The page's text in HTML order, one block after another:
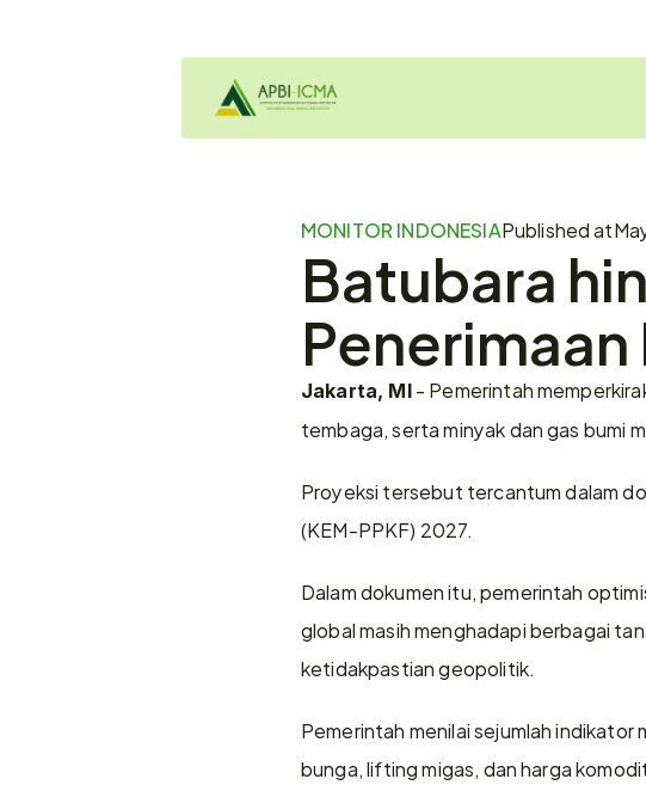
MONITOR INDONESIAPublished at
Batubara
Jakarta, MI - Pemerintah
tembaga, serta minyak dan gas bumi
Proyeksi tersebut tercantum dalam
(KEM-PPKF) 2027.
Dalam dokumen itu, pemerintah
global masih menghadapi berbagai
ketidakpastian geopolitik.
Pemerintah menilai sejumlah
bunga, lifting migas, dan harga